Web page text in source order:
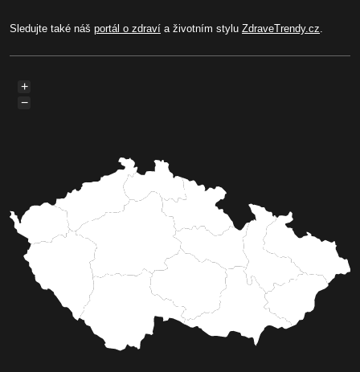
Sledujte také náš portál o zdraví a životním stylu ZdraveTrendy.cz.
+
−